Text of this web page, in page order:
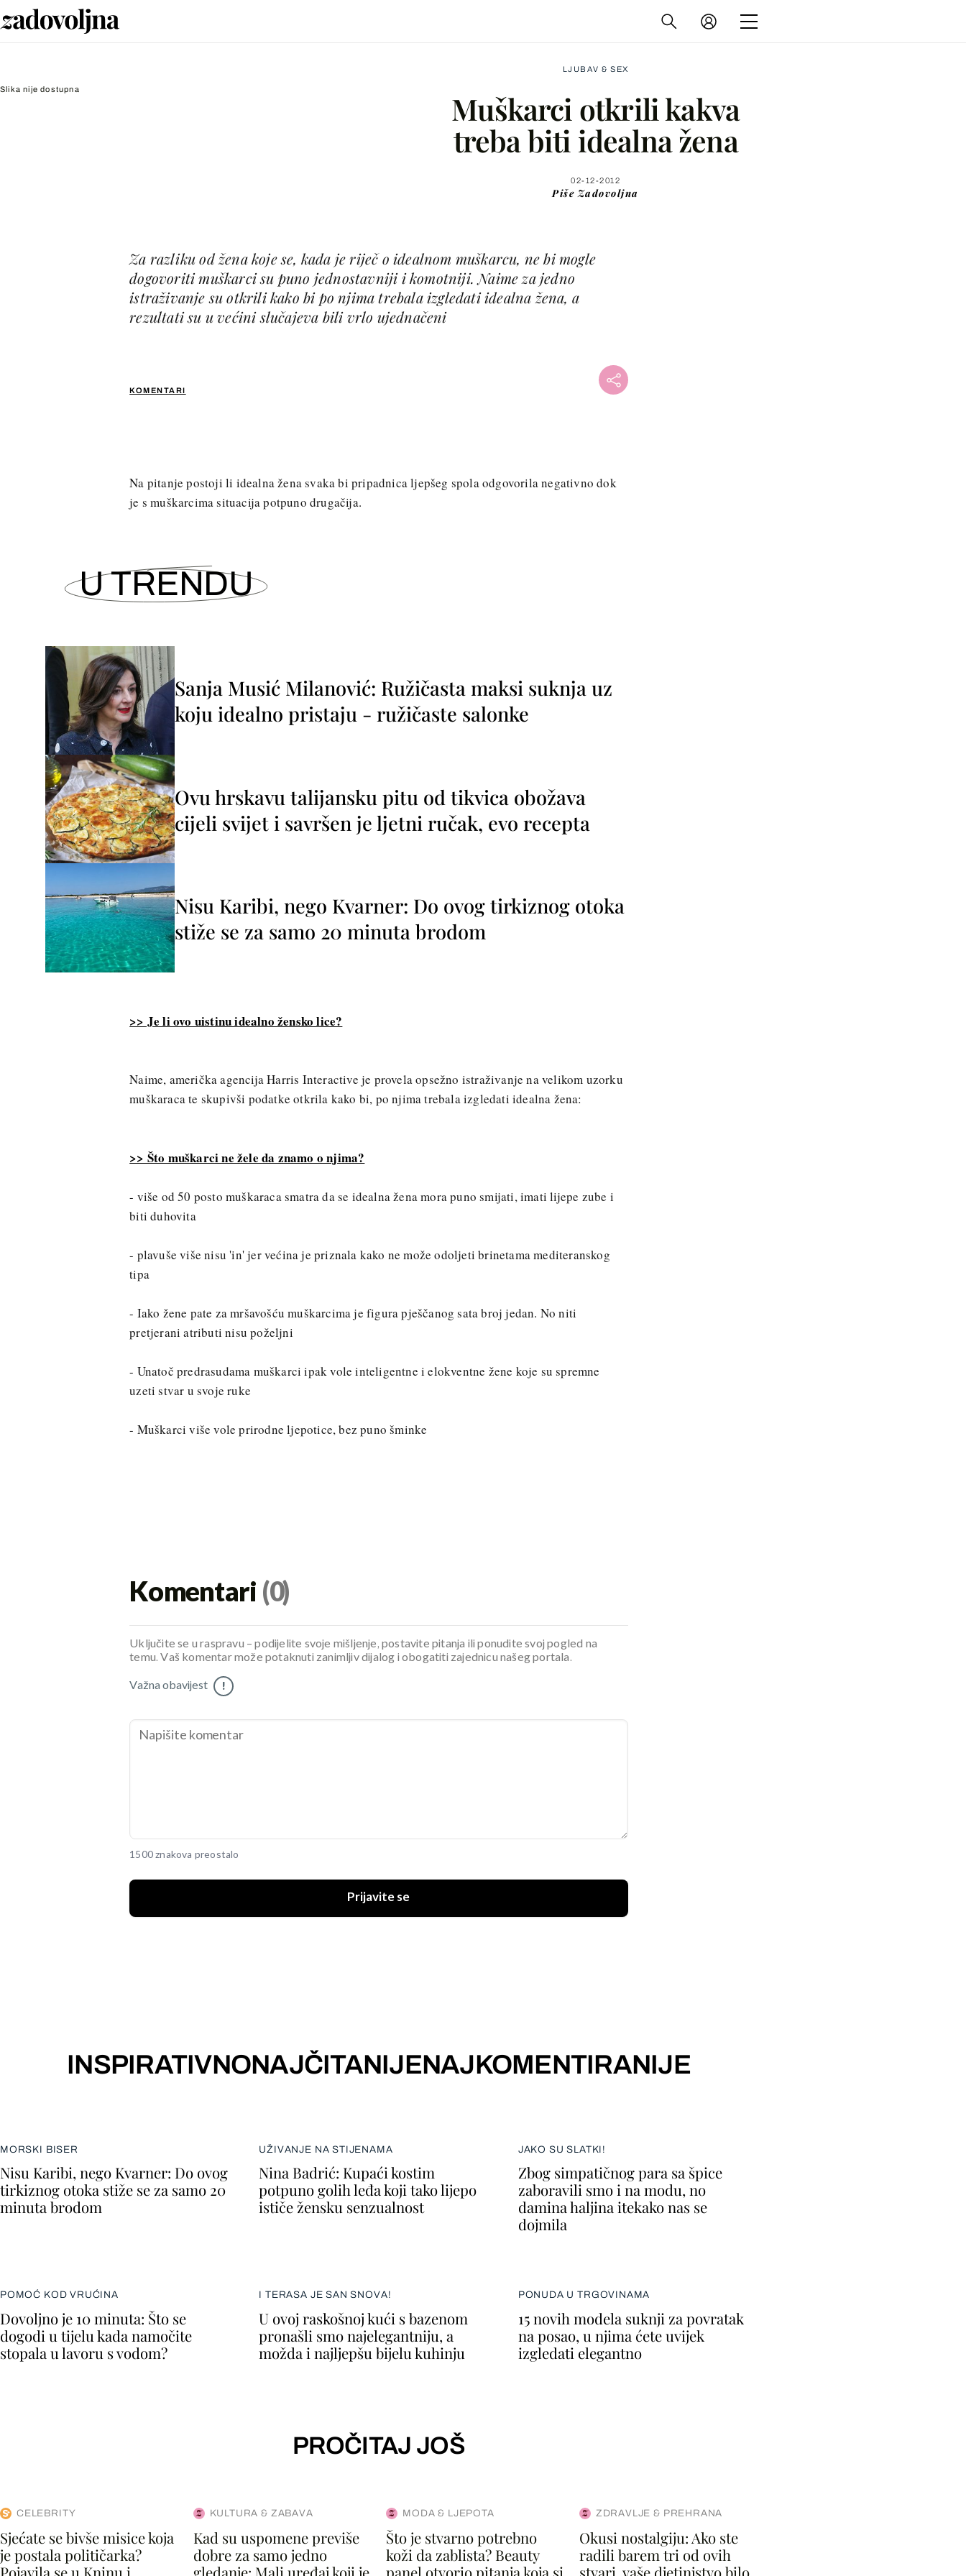
Slika nije dostupna
LJUBAV & SEX
Muškarci otkrili kakva
treba biti idealna žena
02-12-2012
Piše Zadovoljna
KOMENTARI
Za razliku od žena koje se, kada je riječ o idealnom muškarcu, ne bi mogle
dogovoriti muškarci su puno jednostavniji i komotniji. Naime za jedno
istraživanje su otkrili kako bi po njima trebala izgledati idealna žena, a
rezultati su u većini slučajeva bili vrlo ujednačeni
WhatsApp
Viber
Na pitanje postoji li idealna žena svaka bi pripadnica ljepšeg spola odgovorila negativno dok
je s muškarcima situacija potpuno drugačija.
U TRENDU
Sanja Musić Milanović: Ružičasta maksi suknja uz
koju idealno pristaju - ružičaste salonke
Ovu hrskavu talijansku pitu od tikvica obožava
cijeli svijet i savršen je ljetni ručak, evo recepta
Nisu Karibi, nego Kvarner: Do ovog tirkiznog otoka
stiže se za samo 20 minuta brodom
>> Je li ovo uistinu idealno žensko lice?
Naime, američka agencija Harris Interactive je provela opsežno istraživanje na velikom uzorku
muškaraca te skupivši podatke otkrila kako bi, po njima trebala izgledati idealna žena:
>> Što muškarci ne žele da znamo o njima?
- više od 50 posto muškaraca smatra da se idealna žena mora puno smijati, imati lijepe zube i
biti duhovita
- plavuše više nisu 'in' jer većina je priznala kako ne može odoljeti brinetama mediteranskog
tipa
- Iako žene pate za mršavošću muškarcima je figura pješčanog sata broj jedan. No niti
pretjerani atributi nisu poželjni
- Unatoč predrasudama muškarci ipak vole inteligentne i elokventne žene koje su spremne
uzeti stvar u svoje ruke
- Muškarci više vole prirodne ljepotice, bez puno šminke
Komentari (0)
Uključite se u raspravu – podijelite svoje mišljenje, postavite pitanja ili ponudite svoj pogled na
temu. Vaš komentar može potaknuti zanimljiv dijalog i obogatiti zajednicu našeg portala.
Važna obavijest !
1500 znakova preostalo
Prijavite se
INSPIRATIVNONAJČITANIJENAJKOMENTIRANIJE
MORSKI BISER
Nisu Karibi, nego Kvarner: Do ovog
tirkiznog otoka stiže se za samo 20
minuta brodom
UŽIVANJE NA STIJENAMA
Nina Badrić: Kupaći kostim
potpuno golih leđa koji tako lijepo
ističe žensku senzualnost
JAKO SU SLATKI!
Zbog simpatičnog para sa špice
zaboravili smo i na modu, no
damina haljina itekako nas se
dojmila
POMOĆ KOD VRUĆINA
Dovoljno je 10 minuta: Što se
dogodi u tijelu kada namočite
stopala u lavoru s vodom?
I TERASA JE SAN SNOVA!
U ovoj raskošnoj kući s bazenom
pronašli smo najelegantniju, a
možda i najljepšu bijelu kuhinju
PONUDA U TRGOVINAMA
15 novih modela suknji za povratak
na posao, u njima ćete uvijek
izgledati elegantno
PROČITAJ JOŠ
CELEBRITY
Sjećate se bivše misice koja
je postala političarka?
Pojavila se u Kninu i
KULTURA & ZABAVA
Kad su uspomene previše
dobre za samo jedno
gledanje: Mali uređaj koji je
MODA & LJEPOTA
Što je stvarno potrebno
koži da zablista? Beauty
panel otvorio pitanja koja si
ZDRAVLJE & PREHRANA
Okusi nostalgiju: Ako ste
radili barem tri od ovih
stvari, vaše djetinjstvo bilo